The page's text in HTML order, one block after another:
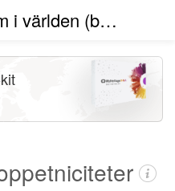
Etniciteter runt om i världen (beta)